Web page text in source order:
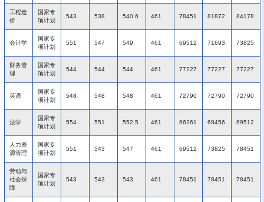
工程造
价
国家专
项计划
543 538 540.6 461 78451 81872 84178
会计学
国家专
项计划
551 547 549 461 69512 71693 73825
财务管
理
国家专
项计划
544 544 544 461 77227 77227 77227
英语
国家专
项计划
548 548 548 461 72790 72790 72790
法学
国家专
项计划
554 551 552.5 461 66261 68456 69512
人力资
源管理
国家专
项计划
551 543 547 461 69512 73825 78451
劳动与
社会保
障
国家专
项计划
543 543 543 461 78451 78451 78451